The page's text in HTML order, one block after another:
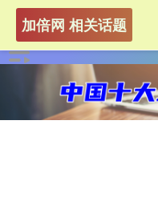
加倍网 相关话题